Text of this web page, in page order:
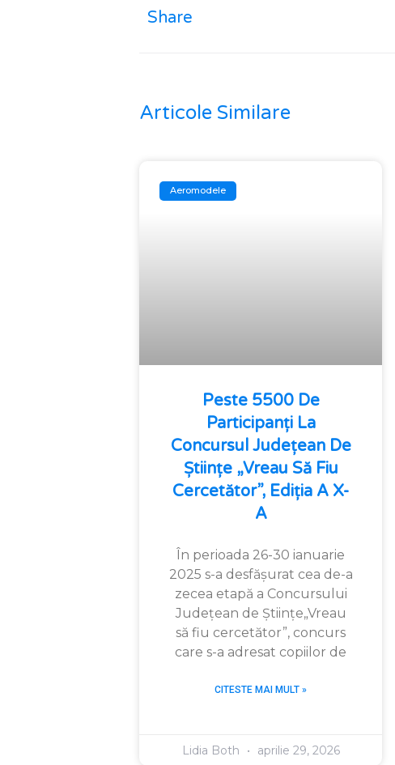
Share
Articole Similare
Aeromodele
Peste 5500 De
Participanți La
Concursul Județean De
Științe „Vreau Să Fiu
Cercetător”, Ediția A X-
A
În perioada 26-30 ianuarie
2025 s-a desfășurat cea de-a
zecea etapă a Concursului
Județean de Științe„Vreau
să fiu cercetător”, concurs
care s-a adresat copiilor de
CITESTE MAI MULT »
Lidia Both aprilie 29, 2026